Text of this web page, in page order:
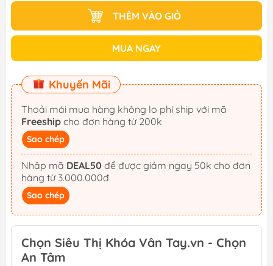
THÊM VÀO GIỎ
MUA NGAY
Khuyến Mãi
Thoải mái mua hàng không lo phí ship với mã
Freeship cho đơn hàng từ 200k
Sao chép
Nhập mã DEAL50
hàng từ 3.000.000đ
Sao chép
Chọn Siêu Thị Khóa Vân Tay.vn - Chọn
An Tâm